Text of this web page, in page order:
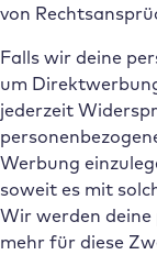
von
Falls wir deine
um
jederzeit
Werbung
soweit es mit
Wir werden
mehr für diese